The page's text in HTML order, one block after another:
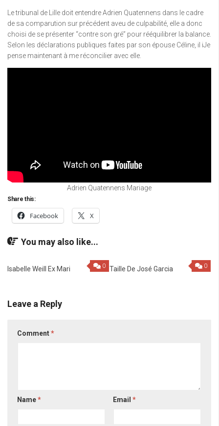
Le tribunal de Lille doit entendre Adrien Quatennens dans le cadre
de sa comparution sur précédent aveu de culpabilité, elle a donc
choisi de se présenter “contre son gré” pour rééquilibrer la balance.
Selon les déclarations publiques faites par son épouse Céline, il iJe
pense maintenant à me réconcilier avec elle.
Adrien Quatennens Mariage
Share this:
Facebook X
You may also like...
0
Isabelle Weill Ex Mari 0
Taille De José Garcia
Leave a Reply
Comment*
Name* Email*